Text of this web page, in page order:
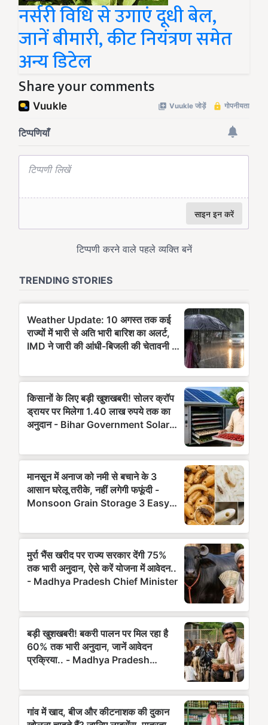
नर्सरी विधि से उगाएं दूधी बेल,
जानें बीमारी, कीट नियंत्रण समेत
अन्य डिटेल
Share your comments